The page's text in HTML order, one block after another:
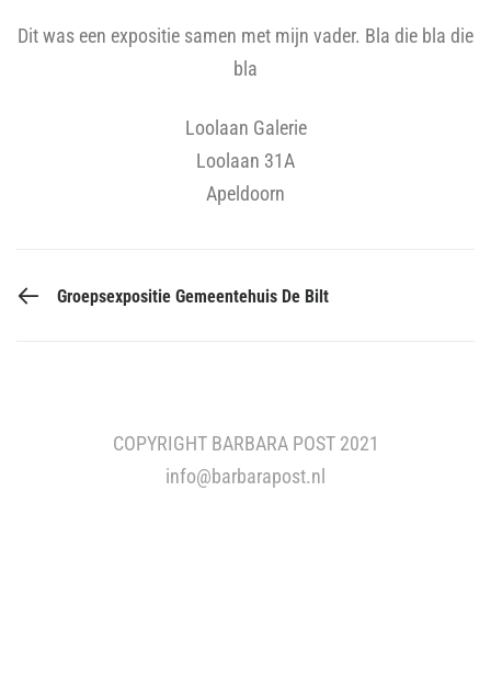
Dit was een expositie samen met mijn vader. Bla die bla die
bla
Loolaan Galerie
Loolaan 31A
Apeldoorn
Groepsexpositie Gemeentehuis De Bilt
COPYRIGHT BARBARA POST 2021
info@barbarapost.nl